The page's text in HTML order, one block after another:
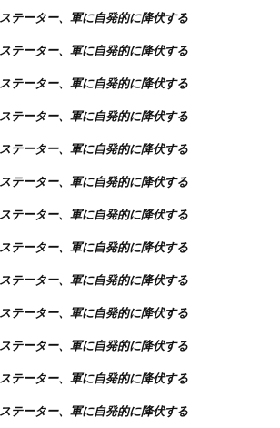
テーター、軍に自発的に降伏する
テーター、軍に自発的に降伏する
テーター、軍に自発的に降伏する
テーター、軍に自発的に降伏する
テーター、軍に自発的に降伏する
テーター、軍に自発的に降伏する
テーター、軍に自発的に降伏する
テーター、軍に自発的に降伏する
テーター、軍に自発的に降伏する
テーター、軍に自発的に降伏する
テーター、軍に自発的に降伏する
テーター、軍に自発的に降伏する
テーター、軍に自発的に降伏する